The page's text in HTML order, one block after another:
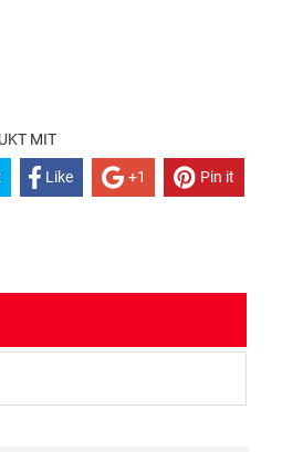
MIT
Like +1 Pin it